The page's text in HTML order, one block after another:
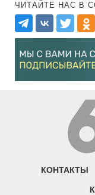
ЧИТАЙТЕ НАС В
КОНТАКТЫ